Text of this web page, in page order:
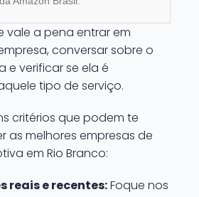
vale a pena entrar em
conversar sobre o
e verificar se ela é
tipo de serviço.
critérios que podem te
as melhores empresas de
em Rio Branco:
reais e recentes:Foque nos